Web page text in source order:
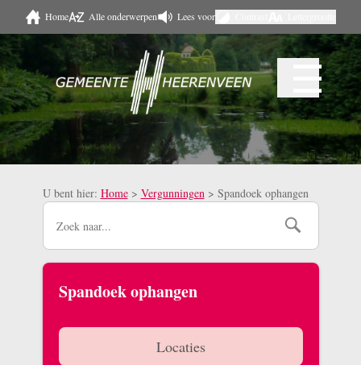
Naar hoofdinhoud
Home Alle onderwerpen Lees voor
Menu ☰
U bent hier: Home > Vergunningen > Spandoek ophangen
Spandoek ophangen
Locaties